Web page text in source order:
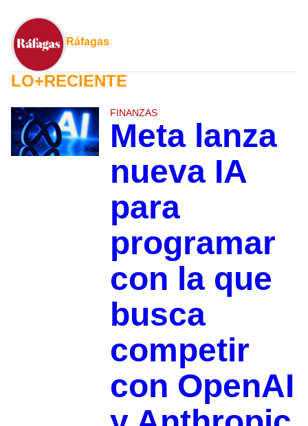
Ráfagas
LO+RECIENTE
FINANZAS
Meta lanza
nueva IA
para
programar
con la que
busca
competir
con OpenAI